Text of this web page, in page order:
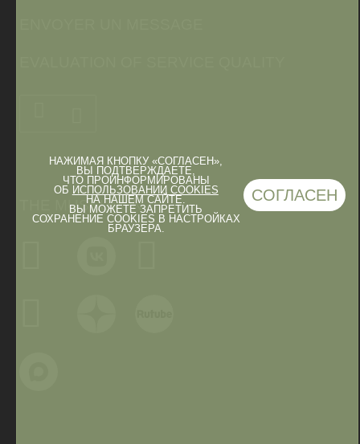
НАЖИМАЯ КНОПКУ «СОГЛАСЕН»,
ВЫ ПОДТВЕРЖДАЕТЕ,
ЧТО ПРОИНФОРМИРОВАНЫ
ОБ ИСПОЛЬЗОВАНИИ COOKIES
НА НАШЕМ САЙТЕ.
ВЫ МОЖЕТЕ ЗАПРЕТИТЬ
СОХРАНЕНИЕ COOKIES В НАСТРОЙКАХ
БРАУЗЕРА.
СОГЛАСЕН
THE MUSEUM IN